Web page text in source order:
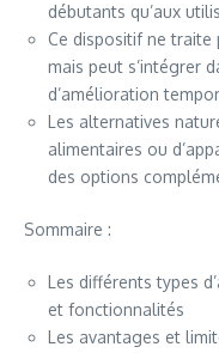
débutants qu’aux
Ce dispositif ne traite
mais peut s’intégrer
d’amélioration
Les alternatives
alimentaires ou
des options
Sommaire :
Les différents types
et fonctionnalités
Les avantages et